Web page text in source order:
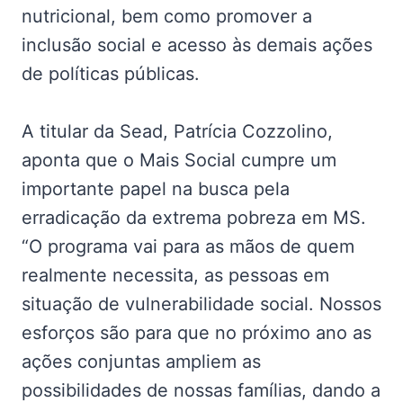
nutricional, bem como promover a
inclusão social e acesso às demais ações
de políticas públicas.
A titular da Sead, Patrícia Cozzolino,
aponta que o Mais Social cumpre um
importante papel na busca pela
erradicação da extrema pobreza em MS.
“O programa vai para as mãos de quem
realmente necessita, as pessoas em
situação de vulnerabilidade social. Nossos
esforços são para que no próximo ano as
ações conjuntas ampliem as
possibilidades de nossas famílias, dando a